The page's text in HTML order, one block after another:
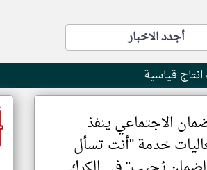
أجدد الاخبار
قياسية
الاجتماعي ينفذ
خدمة "أنت تسأل